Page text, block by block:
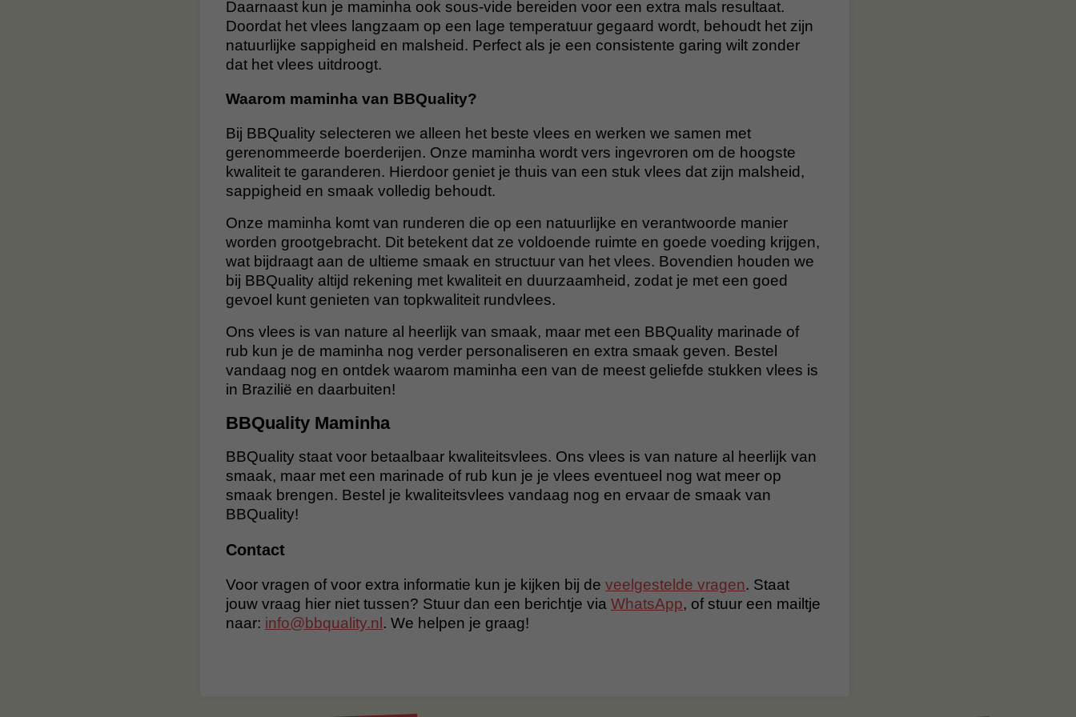
Daarnaast kun je maminha ook sous-vide bereiden voor een extra mals resultaat.
Doordat het vlees langzaam op een lage temperatuur gegaard wordt, behoudt het zijn
natuurlijke sappigheid en malsheid. Perfect als je een consistente garing wilt zonder
dat het vlees uitdroogt.
Waarom maminha van BBQuality?
Bij BBQuality selecteren we alleen het beste vlees en werken we samen met
gerenommeerde boerderijen. Onze maminha wordt vers ingevroren om de hoogste
kwaliteit te garanderen. Hierdoor geniet je thuis van een stuk vlees dat zijn malsheid,
sappigheid en smaak volledig behoudt.
Onze maminha komt van runderen die op een natuurlijke en verantwoorde manier
worden grootgebracht. Dit betekent dat ze voldoende ruimte en goede voeding krijgen,
wat bijdraagt aan de ultieme smaak en structuur van het vlees. Bovendien houden we
bij BBQuality altijd rekening met kwaliteit en duurzaamheid, zodat je met een goed
gevoel kunt genieten van topkwaliteit rundvlees.
Ons vlees is van nature al heerlijk van smaak, maar met een BBQuality marinade of
rub kun je de maminha nog verder personaliseren en extra smaak geven. Bestel
vandaag nog en ontdek waarom maminha een van de meest geliefde stukken vlees is
in Brazilië en daarbuiten!
BBQuality Maminha
BBQuality staat voor betaalbaar kwaliteitsvlees. Ons vlees is van nature al heerlijk van
smaak, maar met een marinade of rub kun je je vlees eventueel nog wat meer op
smaak brengen. Bestel je kwaliteitsvlees vandaag nog en ervaar de smaak van
BBQuality!
Contact
Voor vragen of voor extra informatie kun je kijken bij de veelgestelde vragen. Staat
jouw vraag hier niet tussen? Stuur dan een berichtje via WhatsApp, of stuur een mailtje
naar: info@bbquality.nl . We helpen je graag!